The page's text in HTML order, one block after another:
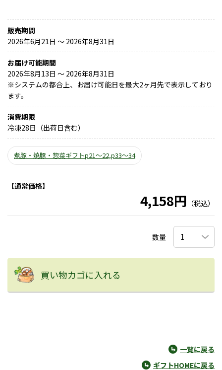
販売期間
2026年6月21日 〜 2026年8月31日
お届け可能期間
2026年8月13日 ～ 2026年8月31日
※システムの都合上、お届け可能日を最大2ヶ月先で表示しており
ます。
消費期限
冷凍28日（出荷日含む）
煮豚・焼豚・惣菜ギフトp21～22,p33～34
【通常価格】
4,158円 （税込）
数量
買い物カゴに入れる
一覧に戻る
ギフトHOMEに戻る